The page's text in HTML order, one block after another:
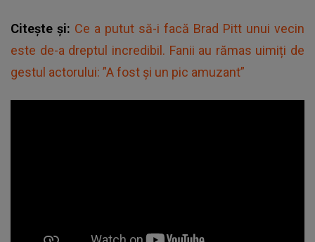
Citește și: Ce a putut să-i facă Brad Pitt unui vecin
este de-a dreptul incredibil. Fanii au rămas uimiți de
gestul actorului: ”A fost și un pic amuzant”